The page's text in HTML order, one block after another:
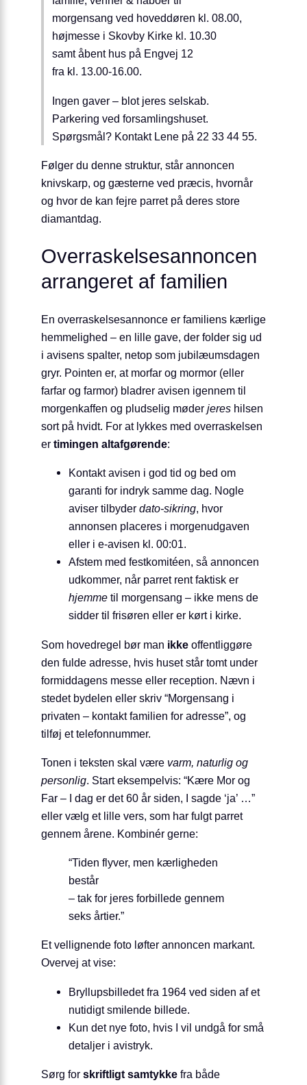
morgensang ved hoveddøren kl. 08.00,
højmesse i Skovby Kirke kl. 10.30
samt åbent hus på Engvej 12
fra kl. 13.00-16.00.
Ingen gaver – blot jeres selskab.
Parkering ved forsamlingshuset.
Spørgsmål? Kontakt Lene på 22 33 44 55.
Følger du denne struktur, står annoncen
knivskarp, og gæsterne ved præcis, hvornår
og hvor de kan fejre parret på deres store
diamantdag.
Overraskelsesannoncen
arrangeret af familien
En overraskelsesannonce er familiens kærlige
hemmelighed – en lille gave, der folder sig ud
i avisens spalter, netop som jubilæumsdagen
gryr. Pointen er, at morfar og mormor (eller
farfar og farmor) bladrer avisen igennem til
morgenkaffen og pludselig møder jeres hilsen
sort på hvidt. For at lykkes med overraskelsen
er timingen altafgørende:
Kontakt avisen i god tid og bed om
garanti for indryk samme dag. Nogle
aviser tilbyder dato-sikring, hvor
annonsen placeres i morgenudgaven
eller i e-avisen kl. 00:01.
Afstem med festkomitéen, så annoncen
udkommer, når parret rent faktisk er
hjemme til morgensang – ikke mens de
sidder til frisøren eller er kørt i kirke.
Som hovedregel bør man ikke offentliggøre
den fulde adresse, hvis huset står tomt under
formiddagens messe eller reception. Nævn i
stedet bydelen eller skriv “Morgensang i
privaten – kontakt familien for adresse”, og
tilføj et telefonnummer.
Tonen i teksten skal være varm, naturlig og
personlig. Start eksempelvis: “Kære Mor og
Far – I dag er det 60 år siden, I sagde ‘ja’ …”
eller vælg et lille vers, som har fulgt parret
gennem årene. Kombinér gerne:
“Tiden flyver, men kærligheden
består
– tak for jeres forbillede gennem
seks årtier.”
Et vellignende foto løfter annoncen markant.
Overvej at vise:
Bryllupsbilledet fra 1964 ved siden af et
nutidigt smilende billede.
Kun det nye foto, hvis I vil undgå for små
detaljer i avistryk.
Sørg for skriftligt samtykke fra både